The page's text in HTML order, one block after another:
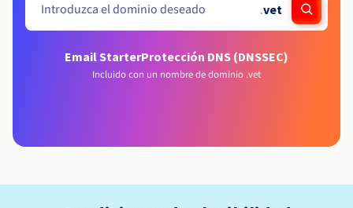
.vet
Email StarterProtección DNS (DNSSEC)
Incluido con un nombre de dominio .vet